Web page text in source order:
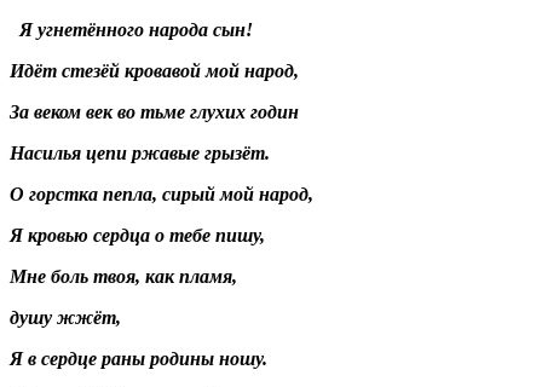
Я угнетённого народа сын!
Идёт стезёй кровавой мой народ,
За веком век во тьме глухих годин
Насилья цепи ржавые грызёт.
О горстка пепла, сирый мой народ,
Я кровью сердца о тебе пишу,
Мне боль твоя, как пламя,
душу жжёт,
Я в сердце раны родины ношу.